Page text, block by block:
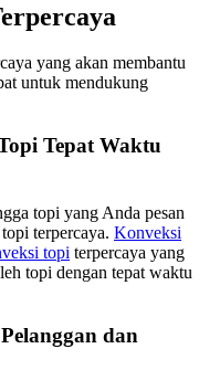
yang akan membantu
untuk mendukung
Tepat Waktu
topi yang Anda pesan
terpercaya. Konveksi
topi terpercaya yang
topi dengan tepat waktu
dan